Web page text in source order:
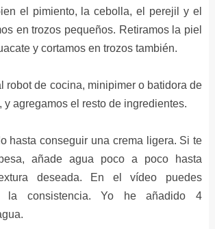
el pimiento, la cebolla, el perejil y el
en trozos pequeños. Retiramos la piel
y cortamos en trozos también.
robot de cocina, minipimer o batidora de
y agregamos el resto de ingredientes.
hasta conseguir una crema ligera. Si te
añade agua poco a poco hasta
deseada. En el vídeo puedes
la consistencia. Yo he añadido 4